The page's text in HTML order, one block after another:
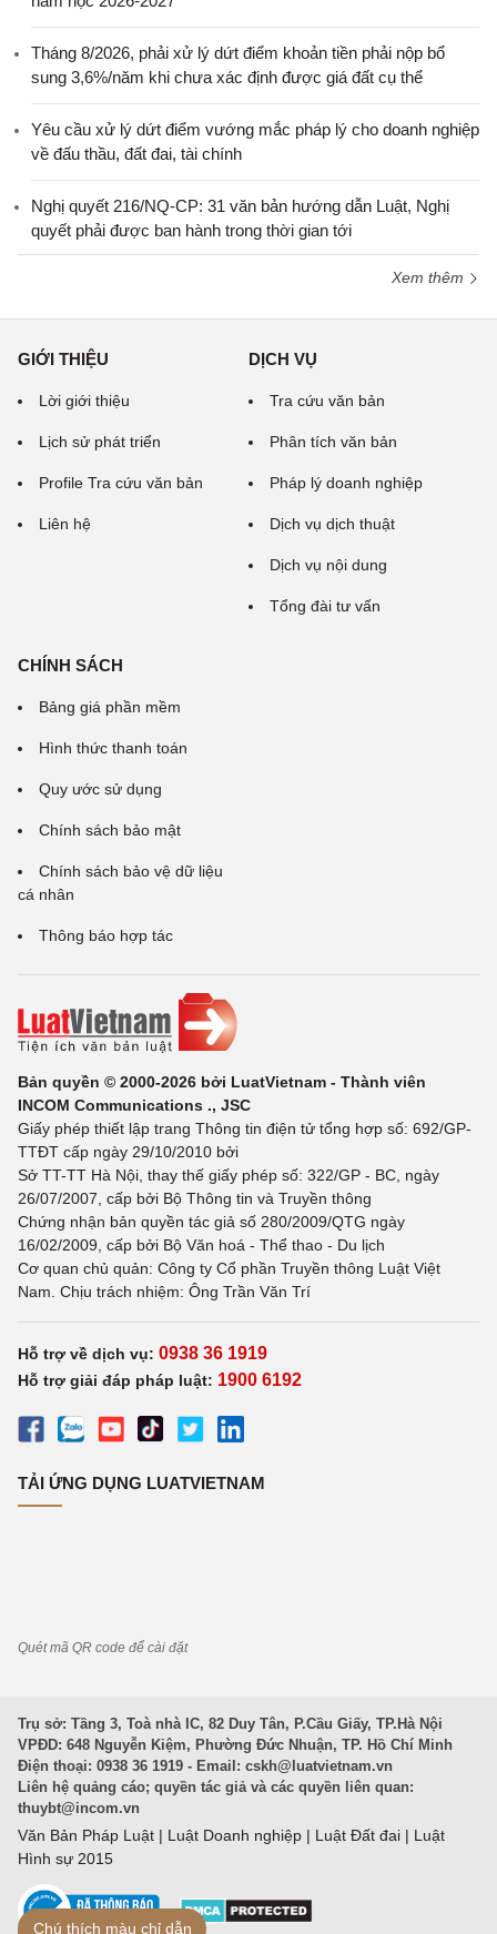
Tháng 8/2026, phải xử lý dứt điểm khoản tiền phải nộp bổ
sung 3,6%/năm khi chưa xác định được giá đất cụ thể
Yêu cầu xử lý dứt điểm vướng mắc pháp lý cho doanh nghiệp
về đấu thầu, đất đai, tài chính
Nghị quyết 216/NQ-CP: 31 văn bản hướng dẫn Luật, Nghị
quyết phải được ban hành trong thời gian tới
Xem thêm
GIỚI THIỆU
Lời giới thiệu
Lịch sử phát triển
Profile Tra cứu văn bản
Liên hệ
DỊCH VỤ
Tra cứu văn bản
Phân tích văn bản
Pháp lý doanh nghiệp
Dịch vụ dịch thuật
Dịch vụ nội dung
Tổng đài tư vấn
CHÍNH SÁCH
Bảng giá phần mềm
Hình thức thanh toán
Quy ước sử dụng
Chính sách bảo mật
Chính sách bảo vệ dữ liệu
cá nhân
Thông báo hợp tác
Bản quyền © 2000-2026 bởi LuatVietnam - Thành viên
INCOM Communications ., JSC
Giấy phép thiết lập trang Thông tin điện tử tổng hợp số: 692/GP-
TTĐT cấp ngày 29/10/2010 bởi
Sở TT-TT Hà Nội, thay thế giấy phép số: 322/GP - BC, ngày
26/07/2007, cấp bởi Bộ Thông tin và Truyền thông
Chứng nhận bản quyền tác giả số 280/2009/QTG ngày
16/02/2009, cấp bởi Bộ Văn hoá - Thể thao - Du lịch
Cơ quan chủ quản: Công ty Cổ phần Truyền thông Luật Việt
Nam. Chịu trách nhiệm: Ông Trần Văn Trí
Hỗ trợ về dịch vụ: 0938 36 1919
Hỗ trợ giải đáp pháp luật: 1900 6192
TẢI ỨNG DỤNG LUATVIETNAM
Quét mã QR code để cài đặt
Trụ sở: Tầng 3, Toà nhà IC, 82 Duy Tân, P.Cầu Giấy, TP.Hà Nội
VPĐD: 648 Nguyễn Kiệm, Phường Đức Nhuận, TP. Hồ Chí Minh
Điện thoại: 0938 36 1919 - Email: cskh@luatvietnam.vn
Liên hệ quảng cáo; quyền tác giả và các quyền liên quan:
thuybt@incom.vn
Văn Bản Pháp Luật | Luật Doanh nghiệp | Luật Đất đai | Luật
Hình sự 2015
Chú thích màu chỉ dẫn